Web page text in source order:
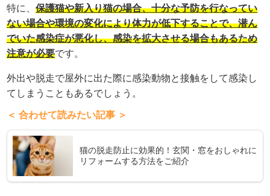
特に、保護猫や新入り猫の場合、十分な予防を行なってい
ない場合や環境の変化により体力が低下することで、潜ん
でいた感染症が悪化し、感染を拡大させる場合もあるため
注意が必要です。
外出や脱走で屋外に出た際に感染動物と接触をして感染し
てしまうこともあるでしょう。
＜ 合わせて読みたい記事 ＞
猫の脱走防止に効果的！玄関・窓をおしゃれに
リフォームする方法をご紹介